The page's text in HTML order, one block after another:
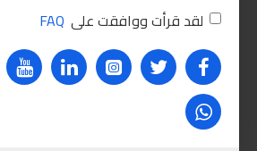
لقد قرأت ووافقت على FAQ